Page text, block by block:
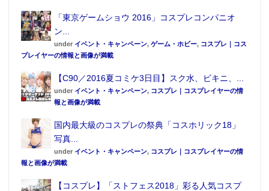
「東京ゲームショウ 2016」コスプレコンパニオ
ン...
under イベント・キャンペーン, ゲーム・ホビー, コスプレ｜コス
プレイヤーの情報と画像が満載
【C90／2016夏コミケ3日目】スク水、ビキニ、...
under イベント・キャンペーン, コスプレ｜コスプレイヤーの情
報と画像が満載
国内最大級のコスプレの祭典「コスホリック18」
写真...
under イベント・キャンペーン, コスプレ｜コスプレイヤーの情
報と画像が満載
【コスプレ】「ストフェス2018」彩る人気コスプ